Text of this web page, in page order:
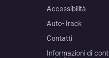
Accessibilità
Auto-Track
Contatti
Informazioni di